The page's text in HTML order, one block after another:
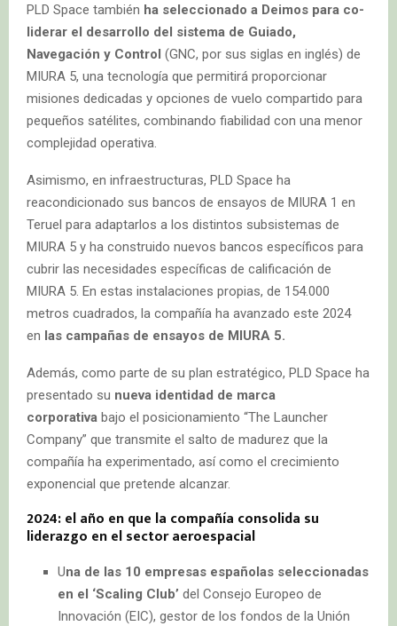
PLD Space también ha seleccionado a Deimos para co-
liderar el desarrollo del sistema de Guiado,
Navegación y Control (GNC, por sus siglas en inglés) de
MIURA 5, una tecnología que permitirá proporcionar
misiones dedicadas y opciones de vuelo compartido para
pequeños satélites, combinando fiabilidad con una menor
complejidad operativa.
Asimismo, en infraestructuras, PLD Space ha
reacondicionado sus bancos de ensayos de MIURA 1 en
Teruel para adaptarlos a los distintos subsistemas de
MIURA 5 y ha construido nuevos bancos específicos para
cubrir las necesidades específicas de calificación de
MIURA 5. En estas instalaciones propias, de 154.000
metros cuadrados, la compañía ha avanzado este 2024
en las campañas de ensayos de MIURA 5.
Además, como parte de su plan estratégico, PLD Space ha
presentado su nueva identidad de marca
corporativa bajo el posicionamiento “The Launcher
Company” que transmite el salto de madurez que la
compañía ha experimentado, así como el crecimiento
exponencial que pretende alcanzar.
2024: el año en que la compañía consolida su
liderazgo en el sector aeroespacial
Una de las 10 empresas españolas seleccionadas
en el ‘Scaling Club’ del Consejo Europeo de
Innovación (EIC), gestor de los fondos de la Unión